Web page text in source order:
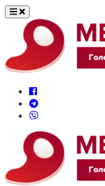
Перейти
вмісту